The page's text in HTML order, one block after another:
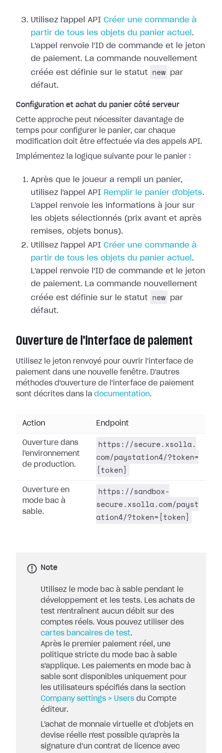
Utilisez l'appel API Créer une commande à
partir de tous les objets du panier actuel .
L'appel renvoie l'ID de commande et le jeton
de paiement. La commande nouvellement
créée est définie sur le statut
new
par
défaut.
Configuration et achat du panier côté serveur
Cette approche peut nécessiter davantage de
temps pour configurer le panier, car chaque
modification doit être effectuée via des appels API.
Implémentez la logique suivante pour le panier :
Après que le joueur a rempli un panier,
utilisez l'appel API Remplir le panier d'objets.
L'appel renvoie les informations à jour sur
les objets sélectionnés (prix avant et après
remises, objets bonus).
Utilisez l'appel API Créer une commande à
partir de tous les objets du panier actuel .
L'appel renvoie l'ID de commande et le jeton
de paiement. La commande nouvellement
créée est définie sur le statut
new
par
défaut.
Ouverture de l'interface de paiement
Utilisez le jeton renvoyé pour ouvrir l'interface de
paiement dans une nouvelle fenêtre. D'autres
méthodes d'ouverture de l'interface de paiement
sont décrites dans la documentation.
Action Endpoint
Ouverture dans
l'environnement
de production.
https://secure.xsolla.
com/paystation4/?token=
{token}
Ouverture en
mode bac à
sable.
https://sandbox-
secure.xsolla.com/payst
ation4/?token={token}
Note
Utilisez le mode bac à sable pendant le
développement et les tests. Les achats de
test n'entraînent aucun débit sur des
comptes réels. Vous pouvez utiliser des
cartes bancaires de test.
Après le premier paiement réel, une
politique stricte du mode bac à sable
s'applique. Les paiements en mode bac à
sable sont disponibles uniquement pour
les utilisateurs spécifiés dans la section
Company settings > Users du Compte
éditeur.
L'achat de monnaie virtuelle et d'objets en
devise réelle n'est possible qu'après la
signature d'un contrat de licence avec